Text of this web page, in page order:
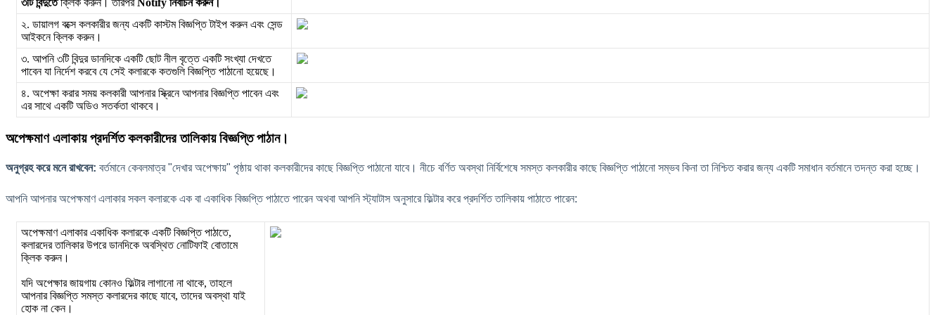
৩ট বদত কক করন। তরপর Notify নরচন করন।
২. ডযলগ বক কলকরর জনয একট কসম বজপ টইপ করন এব সড
আইকন কক করন।
৩. আপন ৩ট বদর ডনদক একট ছট নল বত একট সখয দখত
পবন য নরশ করব য সই কলরক কতগল বজপ পঠন হযছ।
৪. অপক করর সময কলকর আপনর সন আপনর বজপ পবন এব
এর সথ একট অডও সতরত থকব।
অপকমণ এলকয পরদরত কলকরদর তলকয বজপ পঠন।
অনগরহ কর মন রখবন: বরমন কবলমতর "দখর অপকয" পষয থক কলকরদর কছ বজপ পঠন যব। নচ বরত অবসথ নরশষ সমসত কলকরর কছ বজপ পঠন সমভব কন ত নশত করর জনয একট সমধন বরমন তদনত কর হচ ।
আপন আপনর অপকমণ এলকর সকল কলরক এক ব একধক বজপ পঠত পরন অথব আপন সযটস অনসর ফটর কর পরদরত তলকয পঠত পরন:
অপকমণ এলকর একধক কলরক একট বজপ পঠত,
কলরদর তলকর উপর ডনদক অবসত নটফই বতম
কক করন।
যদ অপকর জয়গয় কনও ফটর লগন ন থক, তহল
আপনর বজপ সমসত কলরদর কছ যব, তদর অবসথ যই
হক ন কন।